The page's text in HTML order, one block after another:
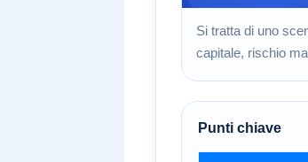
Si tratta di uno
capitale, rischio
Punti chiave